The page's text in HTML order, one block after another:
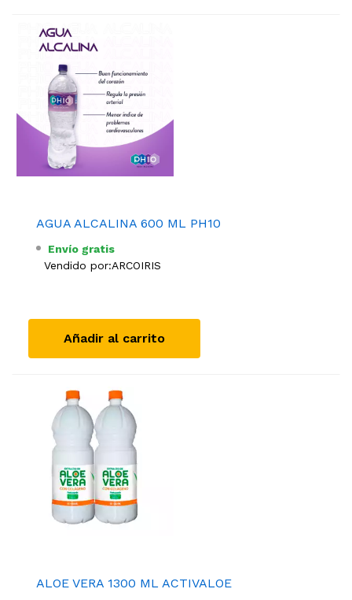
AGUA ALCALINA 600 ML PH10
Envío gratis
Vendido por:ARCOIRIS
Añadir al carrito
ALOE VERA 1300 ML ACTIVALOE